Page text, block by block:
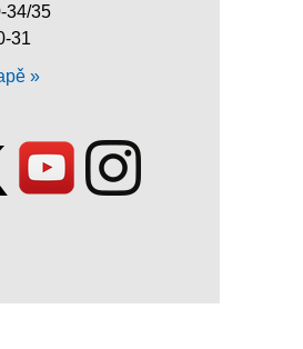
34/35
31
»